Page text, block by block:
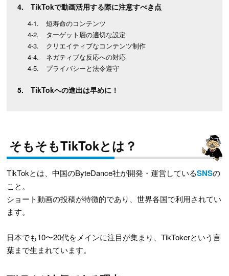
TikTokで動画活用する際に注意すべき点
短寿命のコンテンツ
ターゲット層の適切な設定
クリエイティブなコンテンツ制作
ネガティブな反応への対応
プライバシーと法令遵守
TikTokへの進出は早めに！
そもそもTikTokとは？
TikTokとは、中国のByteDance社が開発・運営しているSNSの
こと。
ショート動画の投稿が特徴的であり、世界各国で利用されてい
ます。
日本でも10〜20代をメインに注目が集まり、TikTokerという言
葉まで生まれています。